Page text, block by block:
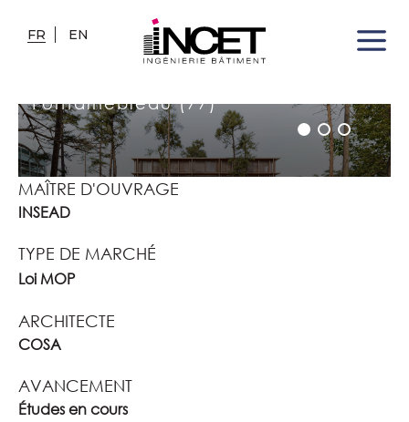
FR EN
Fontainebleau (77)
MAÎTRE D'OUVRAGE
INSEAD
TYPE DE MARCHÉ
Loi MOP
ARCHITECTE
COSA
AVANCEMENT
Études en cours